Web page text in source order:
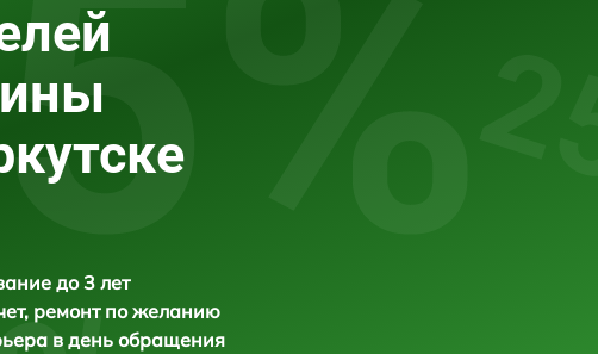
до 3 лет
ремонт по желанию
в день обращения